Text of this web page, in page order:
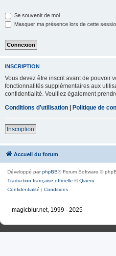
Se souvenir de moi
Masquer ma présence lors de cette
INSCRIPTION
Vous devez être inscrit avant de pouvoir
fonctionnalités supplémentaires aux
confidentialité. Veuillez également
Conditions d’utilisation | Politique de
Inscription
Accueil du forum
Développé parphpBB® Forum Software ©
Traduction française officielle ©Qiaeru
Confidentialité | Conditions
magicblur.net, 1999 - 2025